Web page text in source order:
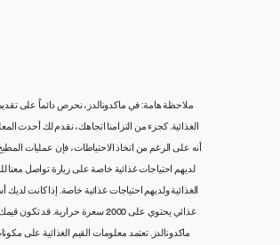
ملاحظة هامة: في ماكدونالدز، نحرص دائماً على
الغذائية. كجزء من التزامنا اتجاهك، نقدم لك أحدث
أنه على الرغم من اتخاذ الاحتياطات، فإن عمليات
لديهم احتياجات غذائية خاصة على زيارة تواصل معنا
غذائي يحتوي على 2000 سعرة
ماكدونالدز. تعتمد معلومات القيم الغذائية على